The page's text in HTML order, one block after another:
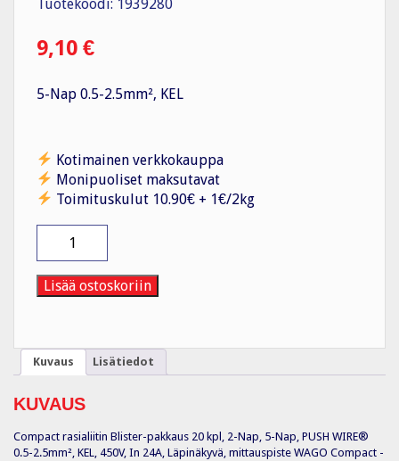
Tuotekoodi: 1939280
9,10 €
5-Nap 0.5-2.5mm², KEL
Kotimainen verkkokauppa
Monipuoliset maksutavat
Toimituskulut 10.90€ + 1€/2kg
Nap
0.5-
2.5mm²,
määrä
Lisää ostoskoriin
Kuvaus Lisätiedot
KUVAUS
Compact rasialiitin Blister-pakkaus 20 kpl, 2-Nap, 5-Nap, PUSH WIRE®
0.5-2.5mm², KEL, 450V, In 24A, Läpinäkyvä, mittauspiste WAGO Compact -